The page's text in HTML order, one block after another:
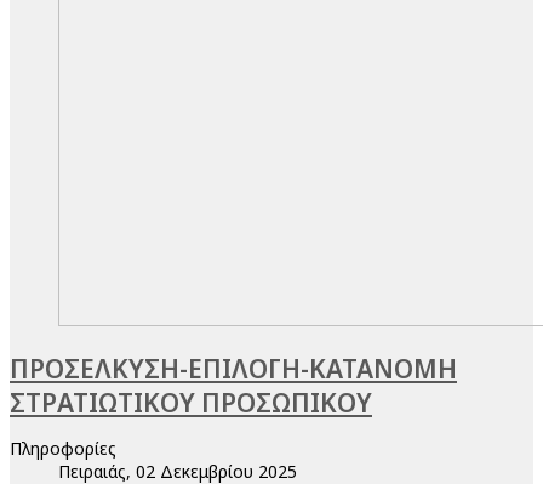
ΠΡΟΣΕΛΚΥΣΗ-ΕΠΙΛΟΓΗ-ΚΑΤΑΝΟΜΗ
ΣΤΡΑΤΙΩΤΙΚΟΥ ΠΡΟΣΩΠΙΚΟΥ
Πληροφορίες
Πειραιάς, 02 Δεκεμβρίου 2025